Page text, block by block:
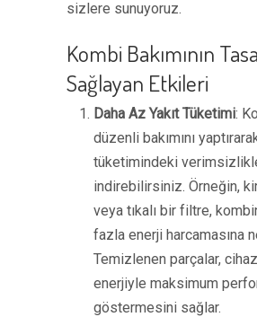
sizlere sunuyoruz.
Kombi Bakımının
Sağlayan Etkileri
Daha Az Yakıt Tüketimi:
düzenli bakımını
tüketimindeki
indirebilirsiniz. Örneğin,
veya tıkalı bir filtre,
fazla enerji harcamasına
Temizlenen parçalar,
enerjiyle maksimum
göstermesini sağlar.